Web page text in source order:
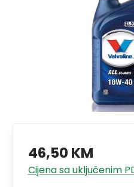
46,50 KM
Cijena sa uključenim